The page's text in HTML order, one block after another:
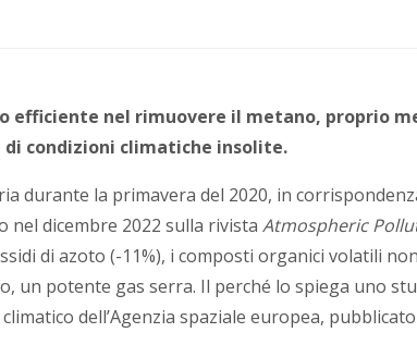
efficiente nel rimuovere il metano, proprio
condizioni climatiche insolite.
durante la primavera del 2020, in
nel dicembre 2022 sulla rivistaAtmospheric
di azoto (-11%), i composti organici volatili
un potente gas serra. Il perché lo spiega uno
dell’Agenzia spaziale europea,